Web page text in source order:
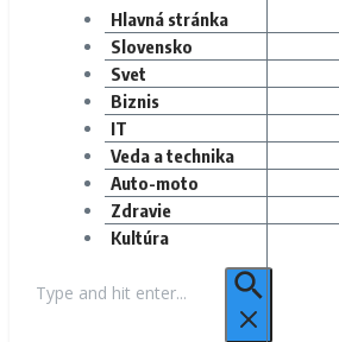
Hlavná stránka
Slovensko
Svet
Biznis
IT
Veda a technika
Auto-moto
Zdravie
Kultúra